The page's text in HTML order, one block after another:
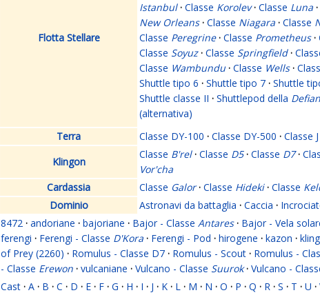
Flotta Stellare
Istanbul · Classe Korolev · Classe Luna ·
New Orleans · Classe Niagara · Classe
Classe Peregrine · Classe Prometheus ·
Classe Soyuz · Classe Springfield ·
Classe Wambundu · Classe Wells ·
Shuttle tipo 6 · Shuttle tipo 7 · Shuttle
Shuttle classe II · Shuttlepod della
(alternativa)
Terra
Classe DY-100 · Classe DY-500 · Classe J
Klingon
Classe B'rel · Classe D5 · Classe D7 ·
Vor'cha
Cardassia
Classe Galor · Classe Hideki · Classe
Dominio
Astronavi da battaglia · Caccia ·
8472 · andoriane · bajoriane · Bajor - Classe Antares · Bajor - Vela
ferengi · Ferengi - Classe D'Kora · Ferengi - Pod · hirogene · kazon ·
of Prey (2260) · Romulus - Classe D7 · Romulus - Scout · Romulus -
- Classe Erewon · vulcaniane · Vulcano - Classe Suurok · Vulcano -
Cast · A · B · C · D · E · F · G · H · I · J · K · L · M · N · O · P · Q · R · S · T · U ·